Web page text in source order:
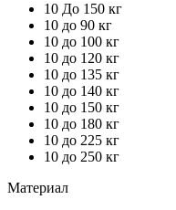
10 До 150 кг
10 до 90 кг
10 до 100 кг
10 до 120 кг
10 до 135 кг
10 до 140 кг
10 до 150 кг
10 до 180 кг
10 до 225 кг
10 до 250 кг
Материал